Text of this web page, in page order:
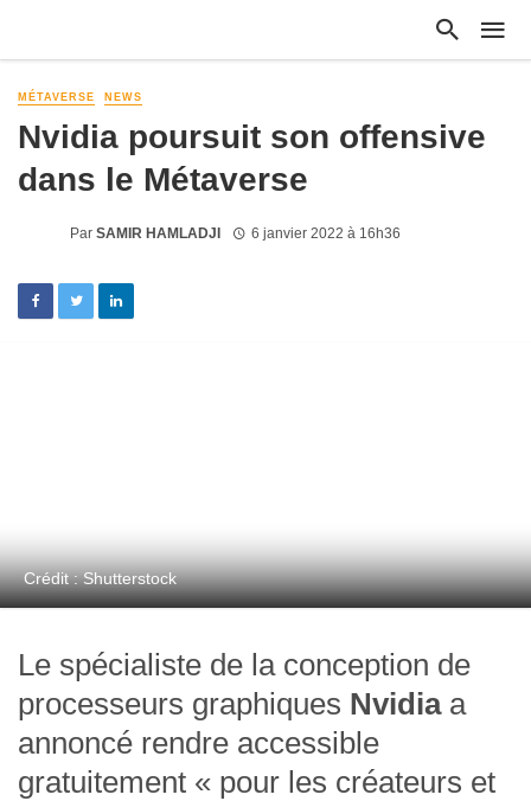
MÉTAVERSE NEWS
Nvidia poursuit son offensive
dans le Métaverse
Par SAMIR HAMLADJI 6 janvier 2022 à 16h36
Crédit : Shutterstock
Le spécialiste de la conception de
processeurs graphiques Nvidiaa
annoncé rendre accessible
gratuitement « pour les créateurs et